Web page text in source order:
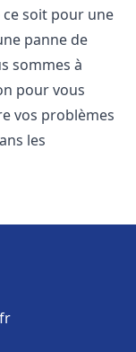
soit pour une
panne de
sommes à
pour vous
vos problèmes
les